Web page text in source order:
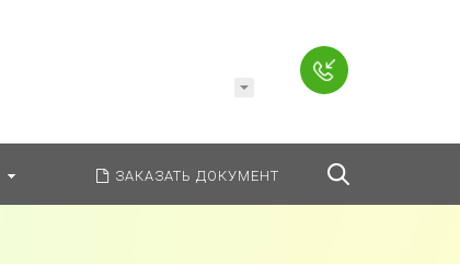
ЗАКАЗАТЬ ДОКУМЕНТ